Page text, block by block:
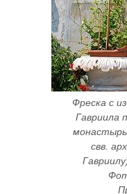
Фреска с
Гавриила
свв.